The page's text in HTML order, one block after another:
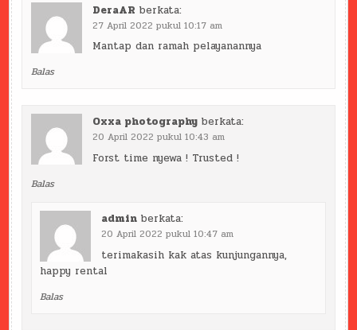
DeraAR berkata:
27 April 2022 pukul 10:17 am
Mantap dan ramah pelayanannya
Balas
Oxxa photography berkata:
20 April 2022 pukul 10:43 am
Forst time nyewa ! Trusted !
Balas
admin berkata:
20 April 2022 pukul 10:47 am
terimakasih kak atas kunjungannya,
happy rental
Balas